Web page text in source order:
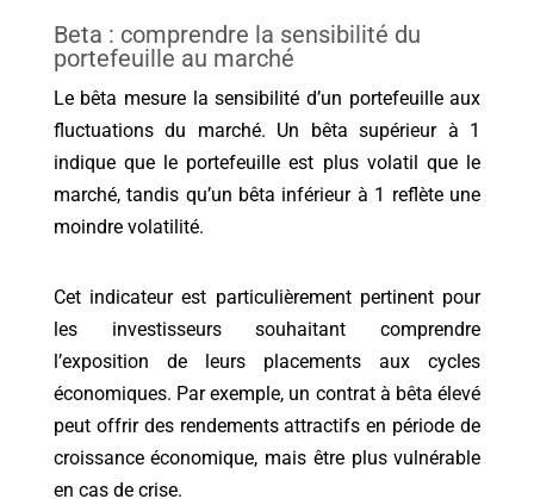
Beta : comprendre la sensibilité du
portefeuille au marché
Le bêta mesure la sensibilité d’un portefeuille aux
fluctuations du marché. Un bêta supérieur à 1
indique que le portefeuille est plus volatil que le
marché, tandis qu’un bêta inférieur à 1 reflète une
moindre volatilité.
Cet indicateur est particulièrement pertinent pour
les investisseurs souhaitant comprendre
l’exposition de leurs placements aux cycles
économiques. Par exemple, un contrat à bêta élevé
peut offrir des rendements attractifs en période de
croissance économique, mais être plus vulnérable
en cas de crise.